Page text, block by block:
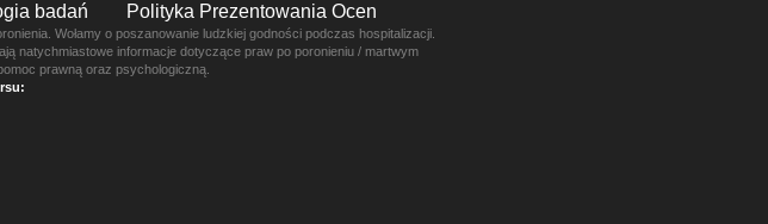
badań Polityka Prezentowania Ocen
Wołamy o poszanowanie ludzkiej godności podczas hospitalizacji.
natychmiastowe informacje dotyczące praw po poronieniu / martwym
prawną oraz psychologiczną.